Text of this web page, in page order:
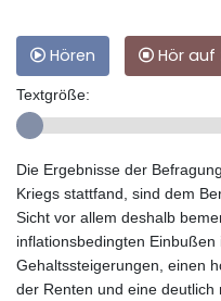
Hören Hör auf
Textgröße:
Die Ergebnisse der
Kriegs stattfand, sind dem
Sicht vor allem deshalb
inflationsbedingten Einbußen
Gehaltssteigerungen, einen
der Renten und eine deutlich